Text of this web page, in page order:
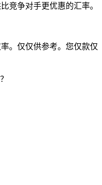
竞争对手更优惠的汇率。
。仅仅供参考。您仅款仅